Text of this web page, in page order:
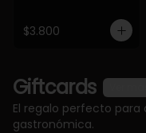
$3.800
Giftcards
El regalo perfecto
gastronómica.